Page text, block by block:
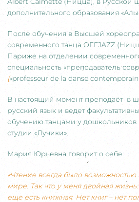
дополнительного образования
После обучения в Высшей
современного танца OFFJAZZ
Париже на отделении
специальность «преподаватель
(«professeur de la danse
В настоящий момент преподаёт в
русский язык и ведет
обучению танцами у дошкольников
студии «Лучики».
Мария Юрьевна говорит о себе:
«Чтение всегда было
мире. Так что у меня двойная
еще есть книжная. Нет книг – нет